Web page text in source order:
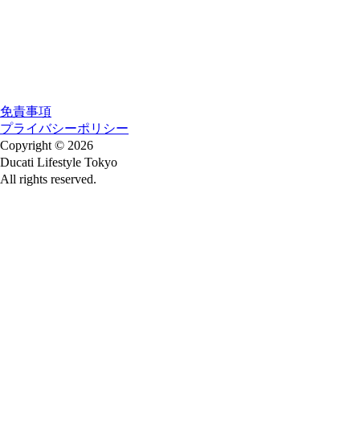
免責事項
プライバシーポリシー
Copyright © 2026
Ducati Lifestyle Tokyo
All rights reserved.